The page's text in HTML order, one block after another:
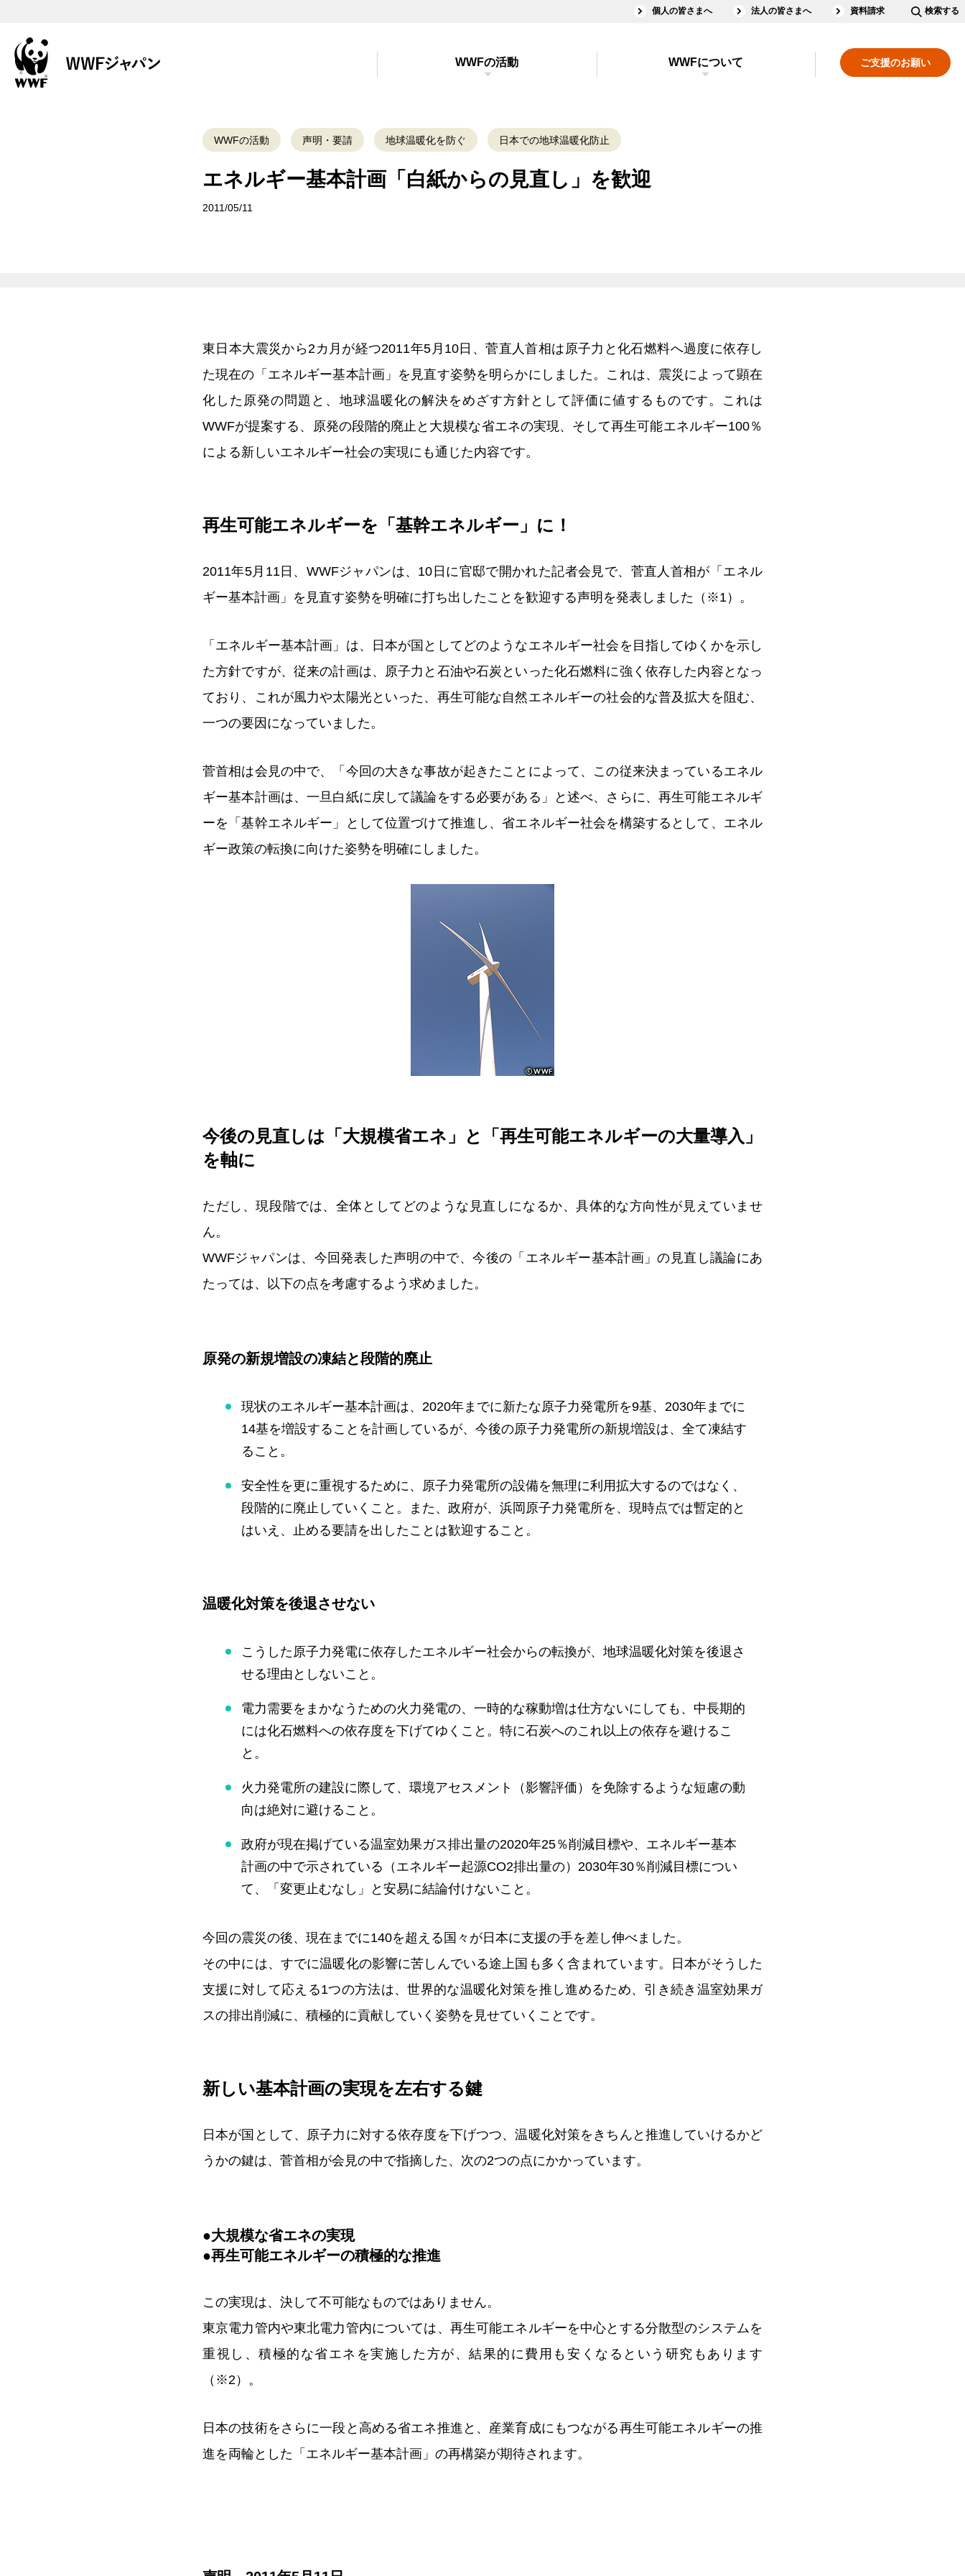
個人の皆さまへ 法人の皆さまへ 資料請求 検索する
ご支援のお願い
WWFの活動 WWFについて
WWFの活動 声明・要請 地球温暖化を防ぐ 日本での地球温暖化防止
エネルギー基本計画「白紙からの見直し」を歓迎
2011/05/11
東日本大震災から2カ月が経つ2011年5月10日、菅直人首相は原子力と化石燃料へ過度に依存し
た現在の「エネルギー基本計画」を見直す姿勢を明らかにしました。これは、震災によって顕在
化した原発の問題と、地球温暖化の解決をめざす方針として評価に値するものです。これは
WWFが提案する、原発の段階的廃止と大規模な省エネの実現、そして再生可能エネルギー100％
による新しいエネルギー社会の実現にも通じた内容です。
再生可能エネルギーを「基幹エネルギー」に！
2011年5月11日、WWFジャパンは、10日に官邸で開かれた記者会見で、菅直人首相が「エネル
ギー基本計画」を見直す姿勢を明確に打ち出したことを歓迎する声明を発表しました（※1）。
「エネルギー基本計画」は、日本が国としてどのようなエネルギー社会を目指してゆくかを示し
た方針ですが、従来の計画は、原子力と石油や石炭といった化石燃料に強く依存した内容となっ
ており、これが風力や太陽光といった、再生可能な自然エネルギーの社会的な普及拡大を阻む、
一つの要因になっていました。
菅首相は会見の中で、「今回の大きな事故が起きたことによって、この従来決まっているエネル
ギー基本計画は、一旦白紙に戻して議論をする必要がある」と述べ、さらに、再生可能エネルギ
ーを「基幹エネルギー」として位置づけて推進し、省エネルギー社会を構築するとして、エネル
ギー政策の転換に向けた姿勢を明確にしました。
今後の見直しは「大規模省エネ」と「再生可能エネルギーの大量導入」
を軸に
ただし、現段階では、全体としてどのような見直しになるか、具体的な方向性が見えていませ
ん。
WWFジャパンは、今回発表した声明の中で、今後の「エネルギー基本計画」の見直し議論にあ
たっては、以下の点を考慮するよう求めました。
原発の新規増設の凍結と段階的廃止
現状のエネルギー基本計画は、2020年までに新たな原子力発電所を9基、2030年までに
14基を増設することを計画しているが、今後の原子力発電所の新規増設は、全て凍結す
ること。
安全性を更に重視するために、原子力発電所の設備を無理に利用拡大するのではなく、
段階的に廃止していくこと。また、政府が、浜岡原子力発電所を、現時点では暫定的と
はいえ、止める要請を出したことは歓迎すること。
温暖化対策を後退させない
こうした原子力発電に依存したエネルギー社会からの転換が、地球温暖化対策を後退さ
せる理由としないこと。
電力需要をまかなうための火力発電の、一時的な稼動増は仕方ないにしても、中長期的
には化石燃料への依存度を下げてゆくこと。特に石炭へのこれ以上の依存を避けるこ
と。
火力発電所の建設に際して、環境アセスメント（影響評価）を免除するような短慮の動
向は絶対に避けること。
政府が現在掲げている温室効果ガス排出量の2020年25％削減目標や、エネルギー基本
計画の中で示されている（エネルギー起源CO2排出量の）2030年30％削減目標につい
て、「変更止むなし」と安易に結論付けないこと。
今回の震災の後、現在までに140を超える国々が日本に支援の手を差し伸べました。
その中には、すでに温暖化の影響に苦しんでいる途上国も多く含まれています。日本がそうした
支援に対して応える1つの方法は、世界的な温暖化対策を推し進めるため、引き続き温室効果ガ
スの排出削減に、積極的に貢献していく姿勢を見せていくことです。
新しい基本計画の実現を左右する鍵
日本が国として、原子力に対する依存度を下げつつ、温暖化対策をきちんと推進していけるかど
うかの鍵は、菅首相が会見の中で指摘した、次の2つの点にかかっています。
●大規模な省エネの実現
●再生可能エネルギーの積極的な推進
この実現は、決して不可能なものではありません。
東京電力管内や東北電力管内については、再生可能エネルギーを中心とする分散型のシステムを
重視し、積極的な省エネを実施した方が、結果的に費用も安くなるという研究もあります
（※2）。
日本の技術をさらに一段と高める省エネ推進と、産業育成にもつながる再生可能エネルギーの推
進を両輪とした「エネルギー基本計画」の再構築が期待されます。